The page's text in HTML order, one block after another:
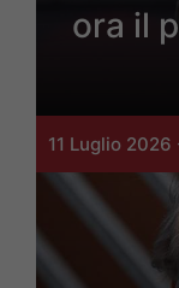
ora il
11 Luglio